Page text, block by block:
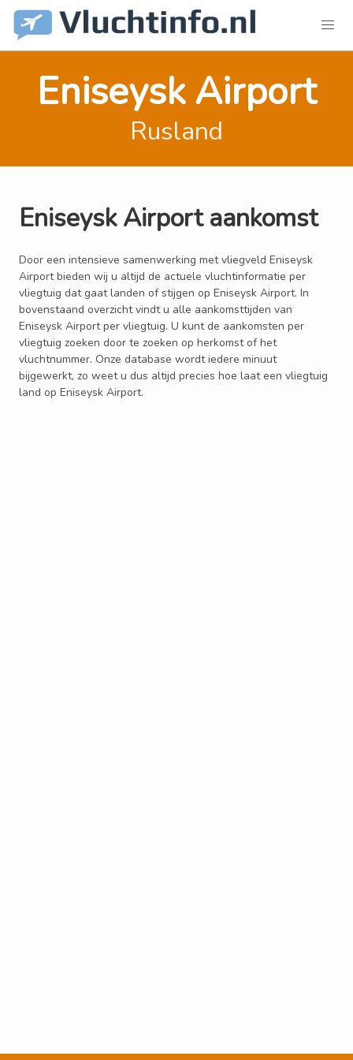
Eniseysk Airport
Rusland
Eniseysk Airport aankomst
Door een intensieve samenwerking met vliegveld Eniseysk
Airport bieden wij u altijd de actuele vluchtinformatie per
vliegtuig dat gaat landen of stijgen op Eniseysk Airport. In
bovenstaand overzicht vindt u alle aankomsttijden van
Eniseysk Airport per vliegtuig. U kunt de aankomsten per
vliegtuig zoeken door te zoeken op herkomst of het
vluchtnummer. Onze database wordt iedere minuut
bijgewerkt, zo weet u dus altijd precies hoe laat een vliegtuig
land op Eniseysk Airport.